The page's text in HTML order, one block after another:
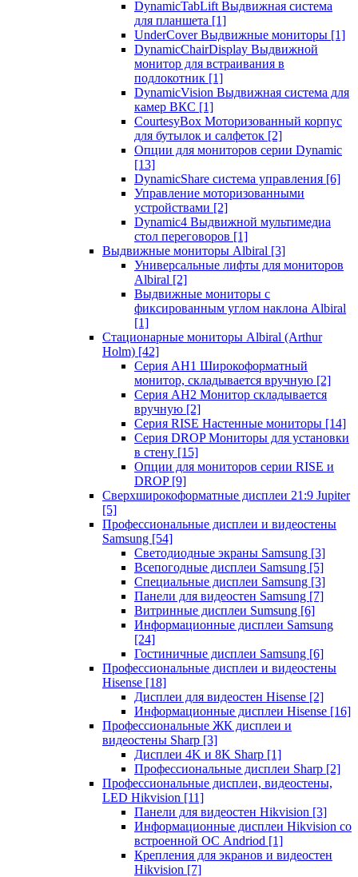
DynamicTabLift Выдвижная система
для планшета [1]
UnderCover Выдвижные мониторы [1]
DynamicChairDisplay Выдвижной
монитор для встраивания в
подлокотник [1]
DynamicVision Выдвижная система для
камер ВКС [1]
CourtesyBox Моторизованный корпус
для бутылок и салфеток [2]
Опции для мониторов серии Dynamic
[13]
DynamicShare система управления [6]
Управление моторизованными
устройствами [2]
Dynamic4 Выдвижной мультимедиа
стол переговоров [1]
Выдвижные мониторы Albiral [3]
Универсальные лифты для мониторов
Albiral [2]
Выдвижные мониторы с
фиксированным углом наклона Albiral
[1]
Стационарные мониторы Albiral (Arthur
Holm) [42]
Серия AH1 Широкоформатный
монитор, складывается вручную [2]
Серия AH2 Монитор складывается
вручную [2]
Серия RISE Настенные мониторы [14]
Серия DROP Мониторы для установки
в стену [15]
Опции для мониторов серии RISE и
DROP [9]
Сверхширокоформатные дисплеи 21:9 Jupiter
[5]
Профессиональные дисплеи и видеостены
Samsung [54]
Светодиодные экраны Samsung [3]
Всепогодные дисплеи Samsung [5]
Специальные дисплеи Samsung [3]
Панели для видеостен Samsung [7]
Витринные дисплеи Sumsung [6]
Информационные дисплеи Samsung
[24]
Гостиничные дисплеи Samsung [6]
Профессиональные дисплеи и видеостены
Hisense [18]
Дисплеи для видеостен Hisense [2]
Информационные дисплеи Hisense [16]
Профессиональные ЖК дисплеи и
видеостены Sharp [3]
Дисплеи 4K и 8K Sharp [1]
Профессиональные дисплеи Sharp [2]
Профессиональные дисплеи, видеостены,
LED Hikvision [11]
Панели для видеостен Hikvision [3]
Информационные дисплеи Hikvision со
встроенной ОС Andriod [1]
Крепления для экранов и видеостен
Hikvision [7]